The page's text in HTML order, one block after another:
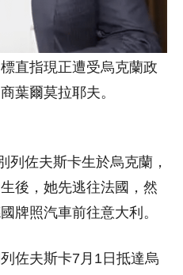
直指現正遭受烏克蘭政
葉爾莫拉耶夫。
列佐夫斯卡生於烏克蘭，
後，她先逃往法國，然
牌照汽車前往意大利。
佐夫斯卡7月1日抵達烏